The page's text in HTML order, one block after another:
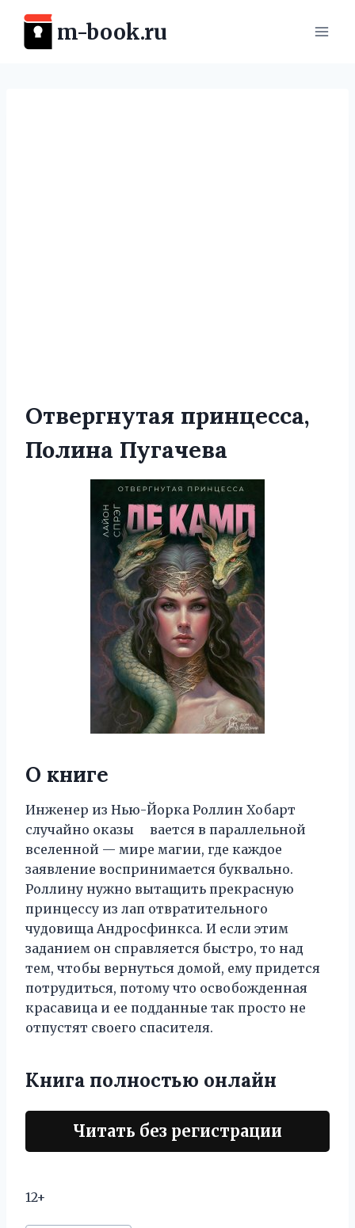
Перейти
содержимому
m-book.ru
Отвергнутая принцесса,
Полина Пугачева
О книге
Инженер из Нью-Йорка Роллин Хобарт
случайно оказы вается в параллельной
вселенной — мире магии, где каждое
заявление воспринимается буквально.
Роллину нужно вытащить прекрасную
принцессу из лап отвратительного
чудовища Андросфинкса. И если этим
заданием он справляется быстро, то над
тем, чтобы вернуться домой, ему придется
потрудиться, потому что освобожденная
красавица и ее подданные так просто не
отпустят своего спасителя.
Книга полностью онлайн
Читать без регистрации
12+